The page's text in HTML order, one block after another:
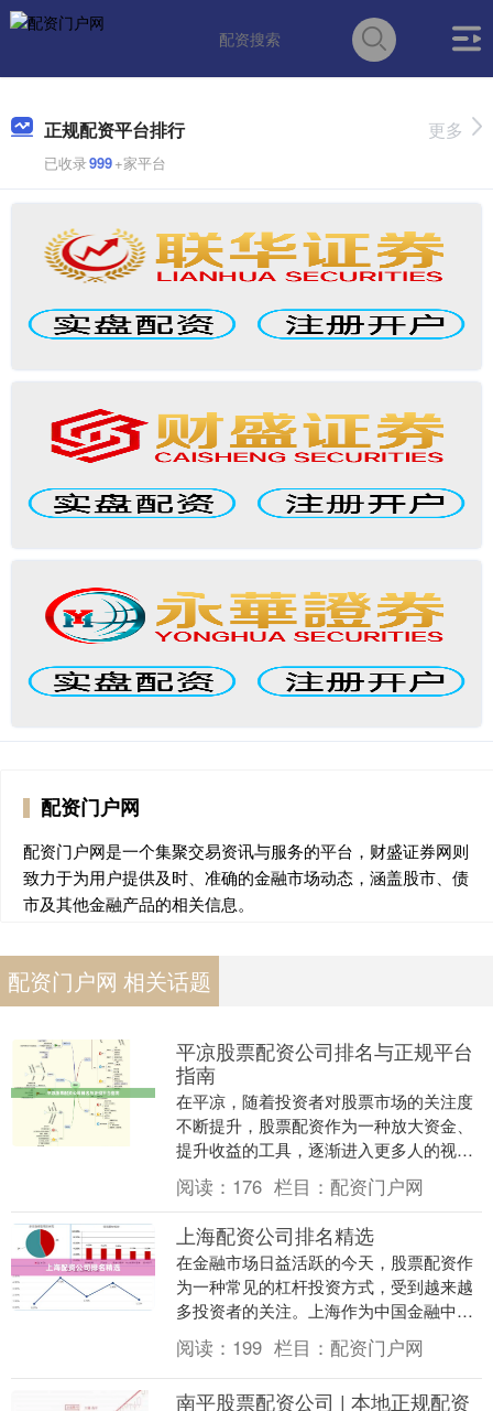
正规配资平台排行
已收录999+家平台
更多
配资门户网
配资门户网是一个集聚交易资讯与服务的平台，财盛证券网则
致力于为用户提供及时、准确的金融市场动态，涵盖股市、债
市及其他金融产品的相关信息。
配资门户网 相关话题
平凉股票配资公司排名与正规平台
指南
在平凉，随着投资者对股票市场的关注度
不断提升，股票配资作为一种放大资金、
提升收益的工具，逐渐进入更多人的视
野。然而，面对市场上众多的配资公司，
如何辨别正规平台、....
阅读： 176 栏目： 配资门户网
上海配资公司排名精选
在金融市场日益活跃的今天，股票配资作
为一种常见的杠杆投资方式，受到越来越
多投资者的关注。上海作为中国金融中
心，汇聚了众多配资公司。面对市场上琳
琅满目的选择配资门....
阅读： 199 栏目： 配资门户网
南平股票配资公司 | 本地正规配资